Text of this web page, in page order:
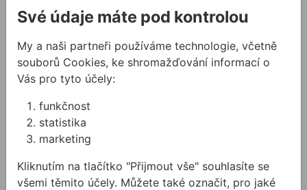
Korunka BOSCH
76mm ENDURANCE
na tvrdé kovy
Heavy Duty má 20krát
delší životnost než
jakákoli bimetalová
děrovka ze sebeod ...
1551,55 Kč
775,77 Kč
775,77Kč s DPH
Korunka BOSCH
25mm PROGRESSOR
na drevo a kov
242,11 Kč
242,11Kč s DPH
Své údaje máte pod kontrolou
My a naši partneři používáme technologie, včetně
souborů Cookies, ke shromažďování informací o
Vás pro tyto účely:
funkčnost
statistika
marketing
Kliknutím na tlačítko "Přijmout vše" souhlasíte se
všemi těmito účely. Můžete také označit, pro jaké